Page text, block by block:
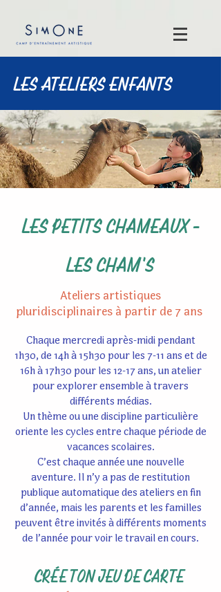
LES ATELIERS ENFANTS
LES PETITS CHAMEAUX -
LES CHAM'S
Ateliers artistiques
pluridisciplinaires à partir de 7 ans
Chaque mercredi après-midi pendant
1h30, de 14h à 15h30 pour les 7-11 ans et de
16h à 17h30 pour les 12-17 ans, un atelier
pour explorer ensemble à travers
différents médias.
Un thème ou une discipline particulière
oriente les cycles entre chaque période de
vacances scolaires.
C’est chaque année une nouvelle
aventure. Il n’y a pas de restitution
publique automatique des ateliers en fin
d’année, mais les parents et les familles
peuvent être invités à différents moments
de l’année pour voir le travail en cours.
CRÉE TON JEU DE CARTE